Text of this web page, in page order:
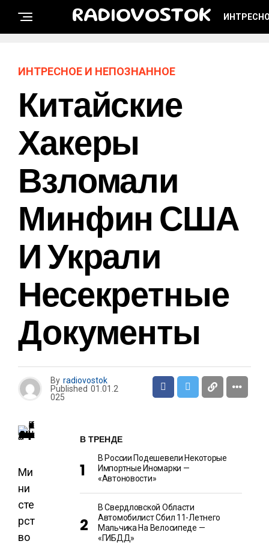
RADIOVOSTOK
ИНТРЕСНОЕ И НЕПОЗНАННОЕ
Китайские
Хакеры
Взломали
Минфин США
И Украли
Несекретные
Документы
By radiovostok
Published 01.01.2
025
Ми
ни
сте
рст
во
В ТРЕНДЕ
В России Подешевели Некоторые
Импортные Иномарки —
«Автоновости»
В Свердловской Области
Автомобилист Сбил 11-Летнего
Мальчика На Велосипеде —
«ГИБДД»